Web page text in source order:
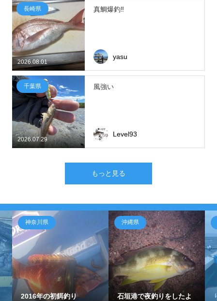
2026.08.01
長崎県 真鯛爆釣‼
yasu
2026.07.29
千葉県 風強い
Level93
もっと見る
神奈川県
2016年の初餌釣り
沖縄県
石垣港で夜釣りをしたよ